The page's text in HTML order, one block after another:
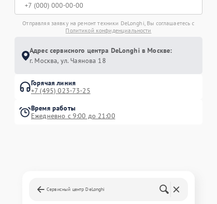
Отправляя заявку на ремонт техники DeLonghi, Вы соглашаетесь с
Политикой конфиденциальности
Адрес сервисного центра DeLonghi в Москве:
г. Москва, ул. Чаянова 18
Горячая линия
+7 (495) 023-73-25
Время работы
Ежедневно с 9:00 до 21:00
Сервисный центр DeLonghi